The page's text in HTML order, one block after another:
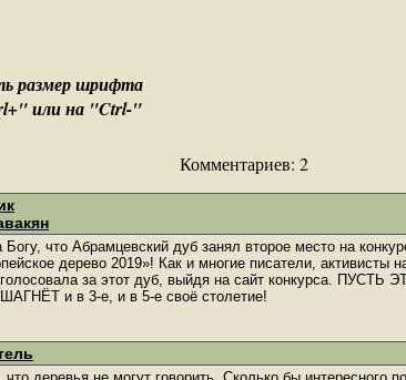
размер шрифта
или на "Ctrl-"
Комментариев: 2